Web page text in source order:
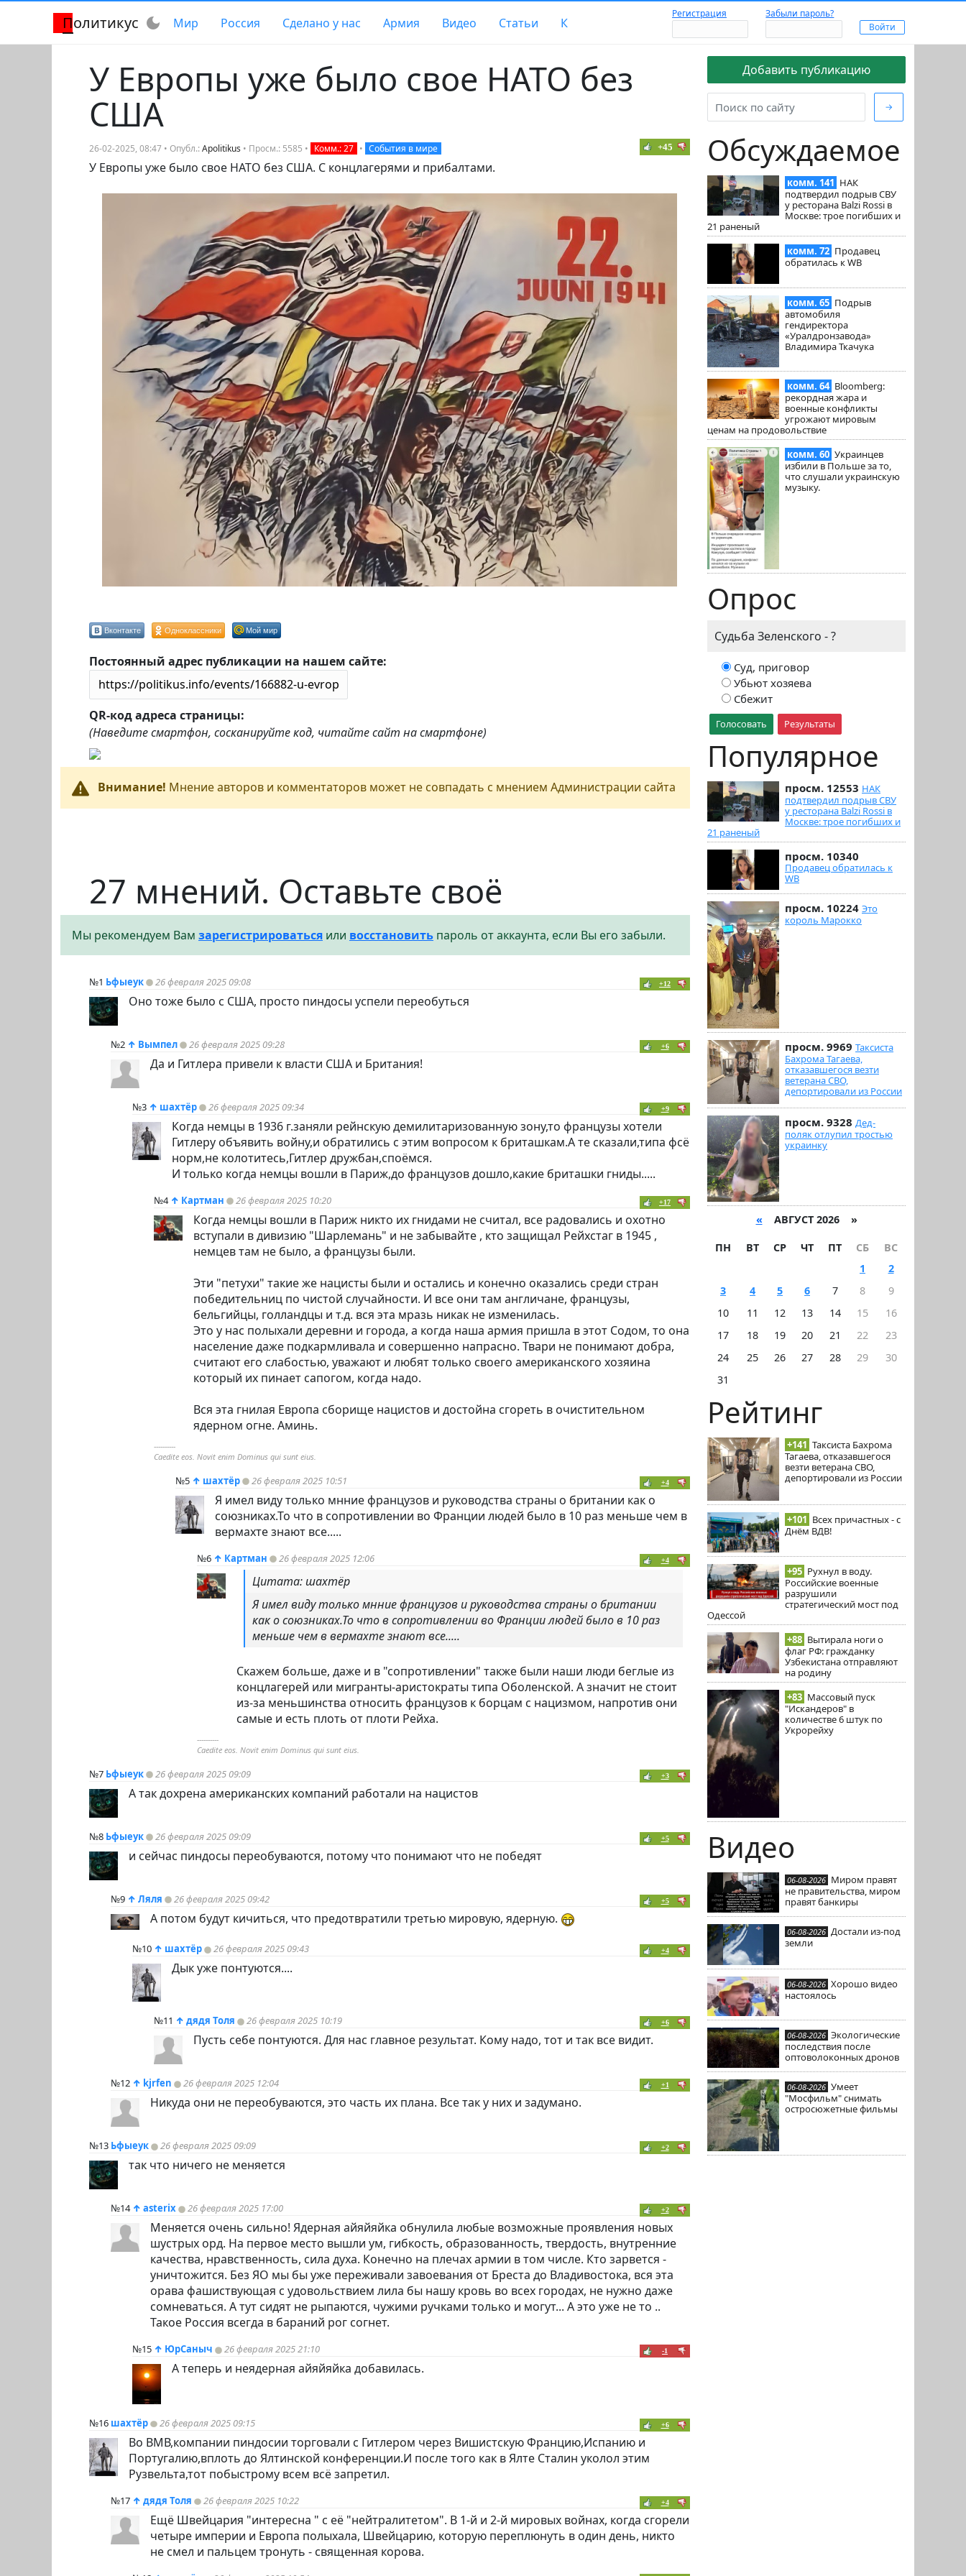
Политикус dark_mode Мир Россия Сделано у нас Армия Видео Статьи К
Регистрация Забыли пароль?
Добавить публикацию
→
Обсуждаемое
комм. 141 НАК
подтвердил подрыв СВУ
у ресторана Balzi Rossi в
Москве: трое погибших и
21 раненый
комм. 72 Продавец
обратилась к WB
комм. 65 Подрыв
автомобиля
гендиректора
«Уралдронзавода»
Владимира Ткачука
комм. 64 Bloomberg:
рекордная жара и
военные конфликты
угрожают мировым
ценам на продовольствие
комм. 60 Украинцев
избили в Польше за то,
что слушали украинскую
музыку.
Опрос
Судьба Зеленского - ?
Суд, приговор
Убьют хозяева
Сбежит
Голосовать Результаты
Популярное
просм. 12553 НАК
подтвердил подрыв СВУ
у ресторана Balzi Rossi в
Москве: трое погибших и
21 раненый
просм. 10340
Продавец обратилась к
WB
просм. 10224 Это
король Марокко
просм. 9969 Таксиста
Бахрома Тагаева,
отказавшегося везти
ветерана СВО,
депортировали из России
просм. 9328 Дед-
поляк отлупил тростью
украинку
« АВГУСТ 2026 »
ПН ВТ СР ЧТ ПТ СБ
ВС
1
2
3
4 5 6 7 8
9
10
11 12 13 14 15
16
17
18 19 20 21 22
23
24
25 26 27 28 29
30
31
Рейтинг
+141 Таксиста Бахрома
Тагаева, отказавшегося
везти ветерана СВО,
депортировали из России
+101 Всех причастных - с
Днём ВДВ!
+95 Рухнул в воду.
Российские военные
разрушили
стратегический мост под
Одессой
+88 Вытирала ноги о
флаг РФ: гражданку
Узбекистана отправляют
на родину
+83 Массовый пуск
"Искандеров" в
количестве 6 штук по
Укрорейху
Видео
06-08-2026 Миром правят
не правительства, миром
правят банкиры
06-08-2026 Достали из-под
земли
06-08-2026 Хорошо видео
настоялось
06-08-2026 Экологические
последствия после
оптоволоконных дронов
06-08-2026 Умеет
"Мосфильм" снимать
остросюжетные фильмы
У Европы уже было свое НАТО без
США
26-02-2025, 08:47 • Опубл.:Apolitikus • Просм.: 5585 • Комм.: 27 • События в мире +45
У Европы уже было свое НАТО без США. С концлагерями и прибалтами.
Вконтакте Одноклассники Мой мир
Постоянный адрес публикации на нашем сайте:
QR-код адреса страницы:
(Наведите смартфон, сосканируйте код, читайте сайт на смартфоне)
Внимание! Мнение авторов и комментаторов может не совпадать с мнением Администрации сайта
27 мнений. Оставьте своё
Мы рекомендуем Вам зарегистрироваться или восстановить пароль от аккаунта, если Вы его забыли.
№1 Ьфыеук 26 февраля 2025 09:08 +12
Оно тоже было с США, просто пиндocы успели переобуться
№2 ↑ Вымпел 26 февраля 2025 09:28 +6
Да и Гитлера привели к власти США и Британия!
№3 ↑ шахтёр 26 февраля 2025 09:34 +9
Когда немцы в 1936 г.заняли рейнскую демилитаризованную зону,то французы хотели
Гитлеру объявить войну,и обратились с этим вопросом к бриташкам.А те сказали,типа фсё
норм,не колотитесь,Гитлер дружбан,споёмся.
И только когда немцы вошли в Париж,до французов дошло,какие бриташки гниды.....
№4 ↑ Картман 26 февраля 2025 10:20 +17
Когда немцы вошли в Париж никто их гнидами не считал, все радовались и охотно
вступали в дивизию "Шарлемань" и не забывайте , кто защищал Рейхстаг в 1945 ,
немцев там не было, а французы были.
Эти "петухи" такие же нацисты были и остались и конечно оказались среди стран
победительниц по чистой случайности. И все они там англичане, французы,
бельгийцы, голландцы и т.д. вся эта мразь никак не изменилась.
Это у нас полыхали деревни и города, а когда наша армия пришла в этот Содом, то она
население даже подкармливала и совершенно напрасно. Твари не понимают добра,
считают его слабостью, уважают и любят только своего американского хозяина
который их пинает сапогом, когда надо.
Вся эта гнилая Европа сборище нацистов и достойна сгореть в очистительном
ядерном огне. Аминь.
----------
Caedite eos. Novit enim Dominus qui sunt eius.
№5 ↑ шахтёр 26 февраля 2025 10:51 +4
Я имел виду только мнние французов и руководства страны о британии как о
союзниках.То что в сопротивлении во Франции людей было в 10 раз меньше чем в
вермахте знают все.....
№6 ↑ Картман 26 февраля 2025 12:06 +4
Цитата: шахтёр
Я имел виду только мнние французов и руководства страны о британии
как о союзниках.То что в сопротивлении во Франции людей было в 10 раз
меньше чем в вермахте знают все.....
Скажем больше, даже и в "сопротивлении" также были наши люди беглые из
концлагерей или мигранты-аристократы типа Оболенской. А значит не стоит
из-за меньшинства относить французов к борцам с нацизмом, напротив они
самые и есть плоть от плоти Рейха.
----------
Caedite eos. Novit enim Dominus qui sunt eius.
№7 Ьфыеук 26 февраля 2025 09:09 +3
А так дохрена американских компаний работали на нацистов
№8 Ьфыеук 26 февраля 2025 09:09 +5
и сейчас пиндocы переобуваются, потому что понимают что не победят
№9 ↑ Ляля 26 февраля 2025 09:42 +5
А потом будут кичиться, что предотвратили третью мировую, ядерную.
№10 ↑ шахтёр 26 февраля 2025 09:43 +4
Дык уже понтуются....
№11 ↑ дядя Толя 26 февраля 2025 10:19 +6
Пусть себе понтуются. Для нас главное результат. Кому надо, тот и так все видит.
№12 ↑ kjrfen 26 февраля 2025 12:04 +1
Никуда они не переобуваются, это часть их плана. Все так у них и задумано.
№13 Ьфыеук 26 февраля 2025 09:09 +2
так что ничего не меняется
№14 ↑ asterix 26 февраля 2025 17:00 +2
Меняется очень сильно! Ядерная айяйяйка обнулила любые возможные проявления новых
шустрых орд. На первое место вышли ум, гибкость, образованность, твердость, внутренние
качества, нравственность, сила духа. Конечно на плечах армии в том числе. Кто зарвется -
уничтожится. Без ЯО мы бы уже переживали завоевания от Бреста до Владивостока, вся эта
орава фашиствующая с удовольствием лила бы нашу кровь во всех городах, не нужно даже
сомневаться. А тут сидят не рыпаются, чужими ручками только и могут... А это уже не то ..
Такое Россия всегда в бараний рог согнет.
№15 ↑ ЮрСаныч 26 февраля 2025 21:10 -1
А теперь и неядерная айяйяйка добавилась.
№16 шахтёр 26 февраля 2025 09:15 +6
Во ВМВ,компании пиндocии торговали с Гитлером через Вишистскую Францию,Испанию и
Португалию,вплоть до Ялтинской конференции.И после того как в Ялте Сталин уколол этим
Рузвельта,тот побыстрому всем всё запретил.
№17 ↑ дядя Толя 26 февраля 2025 10:22 +4
Ещё Швейцария "интересна " с её "нейтралитетом". В 1-й и 2-й мировых войнах, когда сгорели
четыре империи и Европа полыхала, Швейцарию, которую переплюнуть в один день, никто
не смел и пальцем тронуть - священная корова.